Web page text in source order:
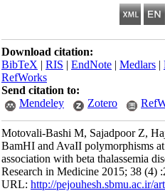
Download citation:
BibTeX|RIS|EndNote|Medlars
RefWorks
Send citation to:
Mendeley
Zotero
Motovali-Bashi M, Sajadpoor Z,
BamHI and AvaII polymorphisms
association with beta thalassemia
Research in Medicine 2015; 38 (4)
URL:http://pejouhesh.sbmu.ac.ir/